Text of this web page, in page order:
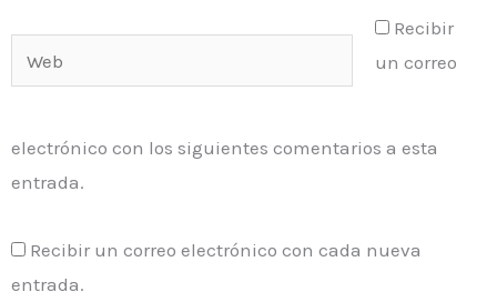
Recibir
un correo
electrónico con los siguientes comentarios a esta
entrada.
Recibir un correo electrónico con cada nueva
entrada.